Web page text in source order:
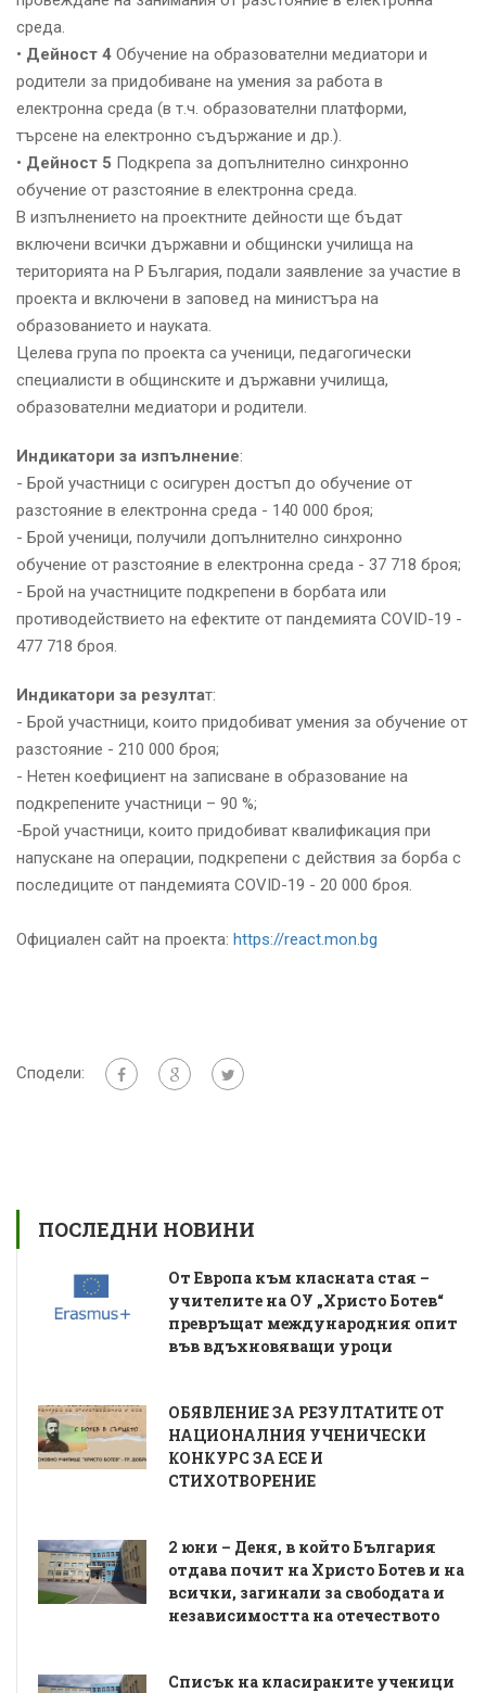
среда.
• Дейност 4 Обучение на образователни медиатори и
родители за придобиване на умения за работа в
електронна среда (в т.ч. образователни платформи,
търсене на електронно съдържание и др.).
• Дейност 5 Подкрепа за допълнително синхронно
обучение от разстояние в електронна среда.
В изпълнението на проектните дейности ще бъдат
включени всички държавни и общински училища на
територията на Р България, подали заявление за участие в
проекта и включени в заповед на министъра на
образованието и науката.
Целева група по проекта са ученици, педагогически
специалисти в общинските и държавни училища,
образователни медиатори и родители.
Индикатори за изпълнение:
- Брой участници с осигурен достъп до обучение от
разстояние в електронна среда - 140 000 броя;
- Брой ученици, получили допълнително синхронно
обучение от разстояние в електронна среда - 37 718 броя;
- Брой на участниците подкрепени в борбата или
противодействието на ефектите от пандемията COVID-19 -
477 718 броя.
Индикатори за резултат:
- Брой участници, които придобиват умения за обучение от
разстояние - 210 000 броя;
- Нетен коефициент на записване в образование на
подкрепените участници – 90 %;
-Брой участници, които придобиват квалификация при
напускане на операции, подкрепени с действия за борба с
последиците от пандемията COVID-19 - 20 000 броя.
Официален сайт на проекта: https://react.mon.bg
Сподели:
ПОСЛЕДНИ НОВИНИ
От Европа към класната стая –
учителите на ОУ „Христо Ботев“
превръщат международния опит
във вдъхновяващи уроци
ОБЯВЛЕНИЕ ЗА РЕЗУЛТАТИТЕ ОТ
НАЦИОНАЛНИЯ УЧЕНИЧЕСКИ
КОНКУРС ЗА ЕСЕ И
СТИХОТВОРЕНИЕ
2 юни – Деня, в който България
отдава почит на Христо Ботев и на
всички, загинали за свободата и
независимостта на отечеството
Списък на класираните ученици